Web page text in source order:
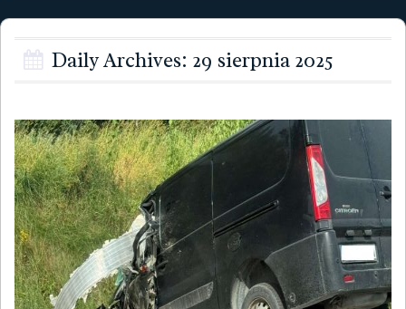
Daily Archives: 29 sierpnia 2025